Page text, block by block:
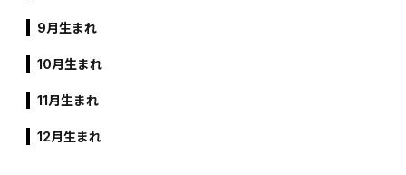
9月生まれ
10月生まれ
11月生まれ
12月生まれ